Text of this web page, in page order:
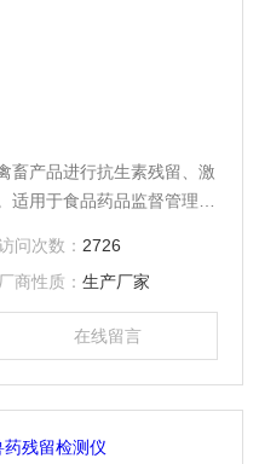
畜产品进行抗生素残留、激
用于食品药品监督管理部
畜禽养殖、屠宰企业
问次数： 2726
厂商性质： 生产厂家
在线留言